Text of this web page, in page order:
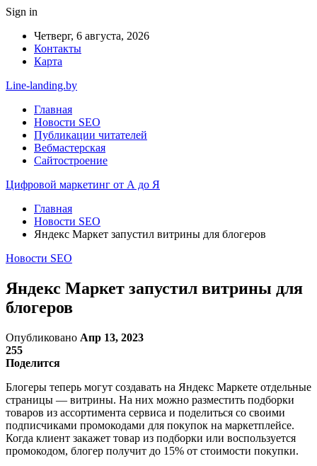
Sign in
Четверг, 6 августа, 2026
Контакты
Карта
Line-landing.by
Главная
Новости SEO
Публикации читателей
Вебмастерская
Сайтостроение
Цифровой маркетинг от А до Я
Главная
Новости SEO
Яндекс Маркет запустил витрины для блогеров
Новости SEO
Яндекс Маркет запустил витрины для
блогеров
Опубликовано Апр 13, 2023
255
Поделится
Блогеры теперь могут создавать на Яндекс Маркете отдельные
страницы — витрины. На них можно разместить подборки
товаров из ассортимента сервиса и поделиться со своими
подписчиками промокодами для покупок на маркетплейсе.
Когда клиент закажет товар из подборки или воспользуется
промокодом, блогер получит до 15% от стоимости покупки.